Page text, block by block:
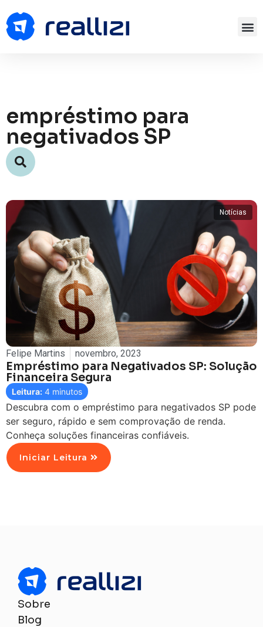
empréstimo para
negativados SP
Notícias
Felipe Martins novembro, 2023
Empréstimo para Negativados SP: Solução
Financeira Segura
Leitura: 4 minutos
Descubra com o empréstimo para negativados SP pode
ser seguro, rápido e sem comprovação de renda.
Conheça soluções financeiras confiáveis.
Iniciar Leitura
Sobre
Blog